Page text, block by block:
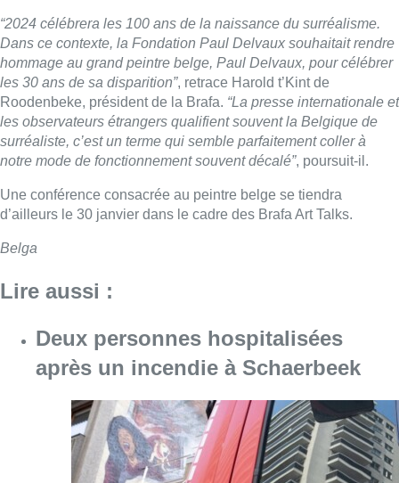
“2024 célébrera les 100 ans de la naissance du surréalisme.
Dans ce contexte, la Fondation Paul Delvaux souhaitait rendre
hommage au grand peintre belge, Paul Delvaux, pour célébrer
les 30 ans de sa disparition”, retrace Harold t’Kint de
Roodenbeke, président de la Brafa. “La presse internationale et
les observateurs étrangers qualifient souvent la Belgique de
surréaliste, c’est un terme qui semble parfaitement coller à
notre mode de fonctionnement souvent décalé”, poursuit-il.
Une conférence consacrée au peintre belge se tiendra
d’ailleurs le 30 janvier dans le cadre des Brafa Art Talks.
Belga
Lire aussi :
Deux personnes hospitalisées
après un incendie à Schaerbeek